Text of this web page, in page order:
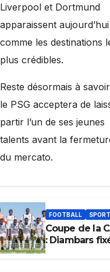
Liverpool et Dortmund
apparaissent aujourd’hui
comme les destinations
plus crédibles.
Reste désormais à
le PSG acceptera de
partir l’un de ses jeunes
talents avant la
du mercato.
FOOTBALL SPORT
Coupe de la
: Diambars
sur son destin